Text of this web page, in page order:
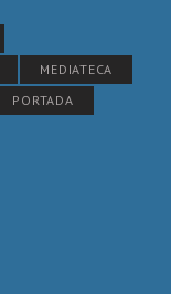
MEDIATECA
PORTADA